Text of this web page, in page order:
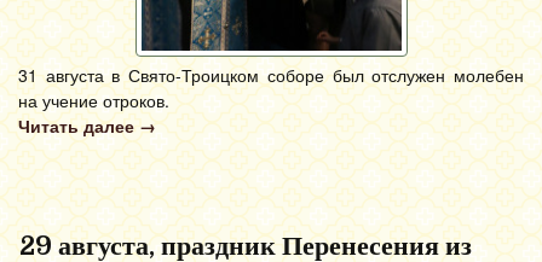
31 августа в Свято-Троицком соборе был отслужен молебен
на учение отроков.
Читать далее →
29 августа, праздник Перенесения из